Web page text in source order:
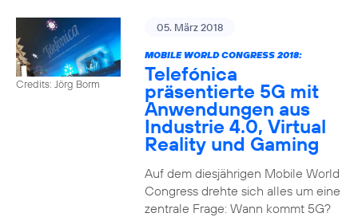
Credits: Jörg Borm
05. März 2018
MOBILE WORLD CONGRESS 2018:
Telefónica
präsentierte 5G mit
Anwendungen aus
Industrie 4.0, Virtual
Reality und Gaming
Auf dem diesjährigen Mobile World
Congress drehte sich alles um eine
zentrale Frage: Wann kommt 5G?